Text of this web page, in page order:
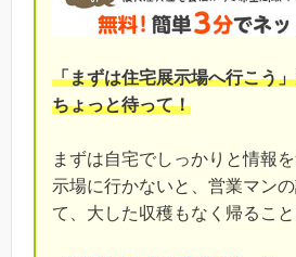
「まずは住宅展示場へ行こう
ちょっと待って！
まずは自宅でしっかりと情報
示場に行かないと、営業マン
て、大した収穫もなく帰ること